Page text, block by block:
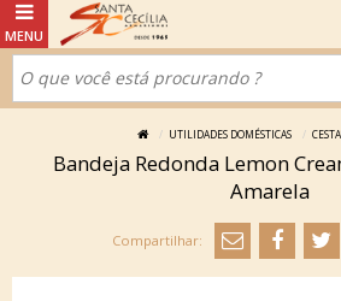
UTILIDADES DOMÉSTICAS
Bandeja Redonda Lemon
Amarela